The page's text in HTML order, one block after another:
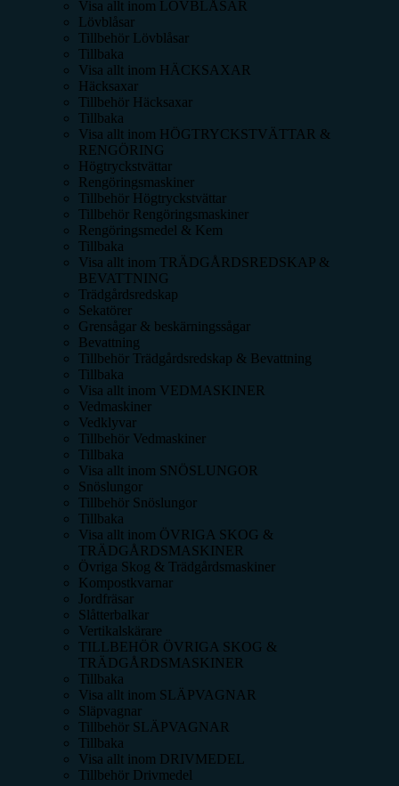
Visa allt inom LÖVBLÅSAR
Lövblåsar
Tillbehör Lövblåsar
Tillbaka
Visa allt inom HÄCKSAXAR
Häcksaxar
Tillbehör Häcksaxar
Tillbaka
Visa allt inom HÖGTRYCKSTVÄTTAR &
RENGÖRING
Högtryckstvättar
Rengöringsmaskiner
Tillbehör Högtryckstvättar
Tillbehör Rengöringsmaskiner
Rengöringsmedel & Kem
Tillbaka
Visa allt inom TRÄDGÅRDSREDSKAP &
BEVATTNING
Trädgårdsredskap
Sekatörer
Grensågar & beskärningssågar
Bevattning
Tillbehör Trädgårdsredskap & Bevattning
Tillbaka
Visa allt inom VEDMASKINER
Vedmaskiner
Vedklyvar
Tillbehör Vedmaskiner
Tillbaka
Visa allt inom SNÖSLUNGOR
Snöslungor
Tillbehör Snöslungor
Tillbaka
Visa allt inom ÖVRIGA SKOG &
TRÄDGÅRDSMASKINER
Övriga Skog & Trädgårdsmaskiner
Kompostkvarnar
Jordfräsar
Slåtterbalkar
Vertikalskärare
TILLBEHÖR ÖVRIGA SKOG &
TRÄDGÅRDSMASKINER
Tillbaka
Visa allt inom SLÄPVAGNAR
Släpvagnar
Tillbehör SLÄPVAGNAR
Tillbaka
Visa allt inom DRIVMEDEL
Tillbehör Drivmedel